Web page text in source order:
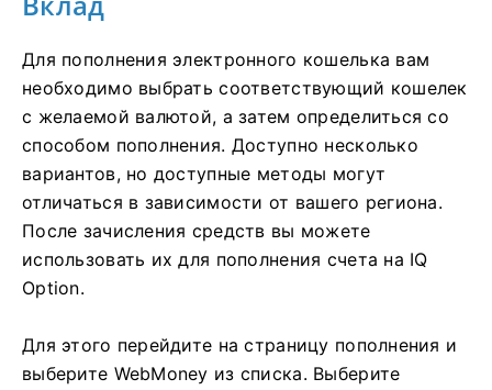
Для пополнения электронного кошелька вам
необходимо выбрать соответствующий кошелек
с желаемой валютой, а затем определиться со
способом пополнения. Доступно несколько
вариантов, но доступные методы могут
отличаться в зависимости от вашего региона.
После зачисления средств вы можете
использовать их для пополнения счета на IQ
Option.
Для этого перейдите на страницу пополнения и
выберите WebMoney из списка. Выберите